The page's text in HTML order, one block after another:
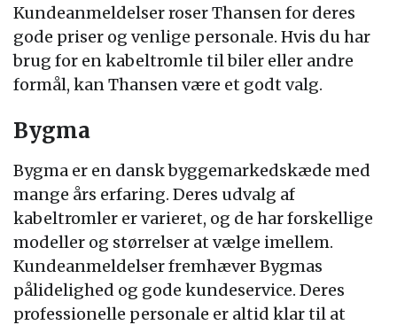
Kundeanmeldelser roser Thansen for deres
gode priser og venlige personale. Hvis du har
brug for en kabeltromle til biler eller andre
formål, kan Thansen være et godt valg.
Bygma
Bygma er en dansk byggemarkedskæde med
mange års erfaring. Deres udvalg af
kabeltromler er varieret, og de har forskellige
modeller og størrelser at vælge imellem.
Kundeanmeldelser fremhæver Bygmas
pålidelighed og gode kundeservice. Deres
professionelle personale er altid klar til at